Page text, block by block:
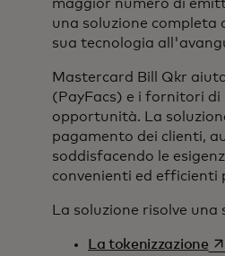
maggior numero di
una soluzione completa
sua tecnologia
Mastercard Bill Qkr
(PayFacs) e i fornitori di
opportunità. La
pagamento dei clienti,
soddisfacendo le
convenienti ed efficienti
La soluzione risolve
La tokenizzazionesi